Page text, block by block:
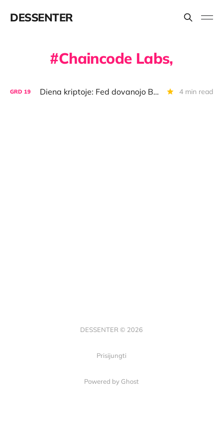
DESSENTER
Chaincode Labs,
GRD 19 Diena kriptoje: Fed dovanojo BTC nuolaidą, "Deutsche Bank" blokčeinas, BTC technologijų plėtra versle 4 min read
DESSENTER © 2026
Prisijungti
Powered by Ghost